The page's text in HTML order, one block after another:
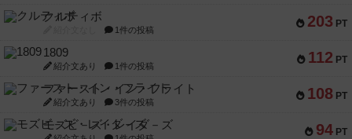
203 PT
クルティボ
1件の投稿
112 PT
1809
紹介文あり 1件の投稿
108 PT
ファースト・イン・フライト
紹介文あり 3件の投稿
94 PT
モズビ－ズ・レイダ－ズ